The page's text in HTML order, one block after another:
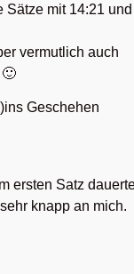
Sätze mit 14:21 und
vermutlich auch
Geschehen
ersten Satz
knapp an mich.